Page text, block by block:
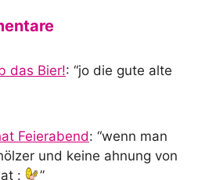
das Bier!: “jo die gute alte
Feierabend: “wenn man
und keine ahnung von
:
”